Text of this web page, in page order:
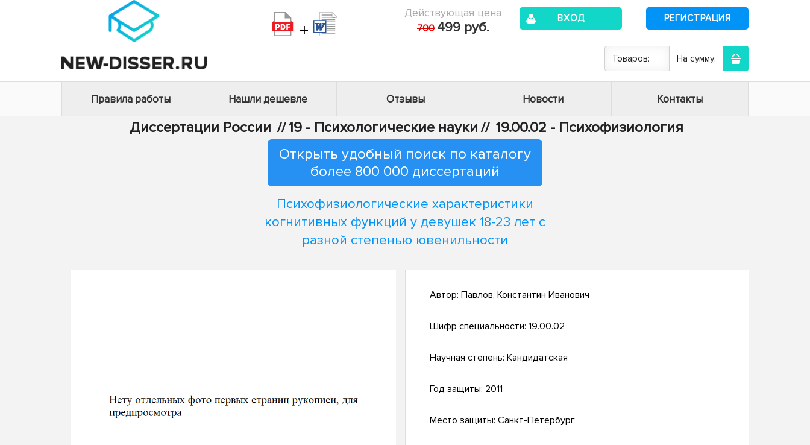
+
Действующая цена
700 499 руб.
ВХОД РЕГИСТРАЦИЯ
Товаров: На сумму:
Правила работы Нашли дешевле Отзывы Новости Контакты
Диссертации России //19 - Психологические науки // 19.00.02 - Психофизиология
Открыть удобный поиск по каталогу
более 800 000 диссертаций
Психофизиологические характеристики
когнитивных функций у девушек 18-23 лет с
разной степенью ювенильности
Автор: Павлов, Константин Иванович
Шифр специальности: 19.00.02
Научная степень: Кандидатская
Год защиты: 2011
Место защиты: Санкт-Петербург